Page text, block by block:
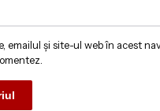
emailul și site-ul web în acest